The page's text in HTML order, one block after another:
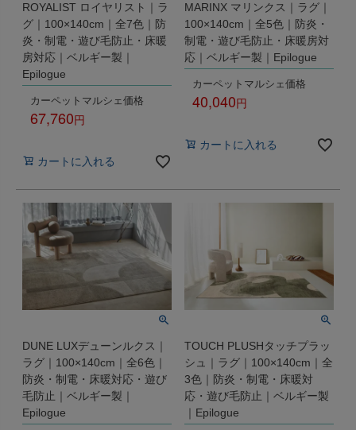
ROYALIST ロイヤリスト｜ラ
グ｜100×140cm｜全7色｜防
炎・制電・遊び毛防止・床暖
房対応｜ベルギー製｜
Epilogue
カーペットマルシェ価格
67,760
カートに入れる
MARINX マリンクス｜ラグ｜
100×140cm｜全5色｜防炎・
制電・遊び毛防止・床暖房対
応｜ベルギー製｜Epilogue
カーペットマルシェ価格
40,040
カートに入れる
DUNE LUXデューンルクス｜
ラグ｜100×140cm｜全6色｜
防炎・制電・床暖対応・遊び
毛防止｜ベルギー製｜
Epilogue
TOUCH PLUSHタッチプラッ
シュ｜ラグ｜100×140cm｜全
3色｜防炎・制電・床暖対
応・遊び毛防止｜ベルギー製
｜Epilogue